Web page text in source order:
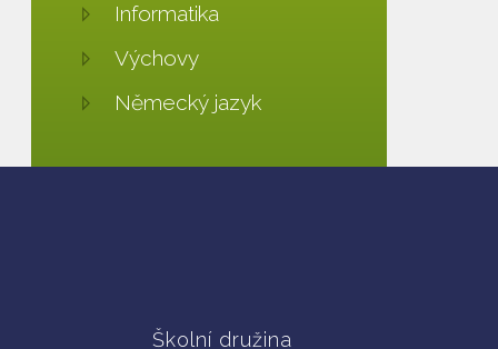
Informatika
Výchovy
Německý jazyk
Školní družina